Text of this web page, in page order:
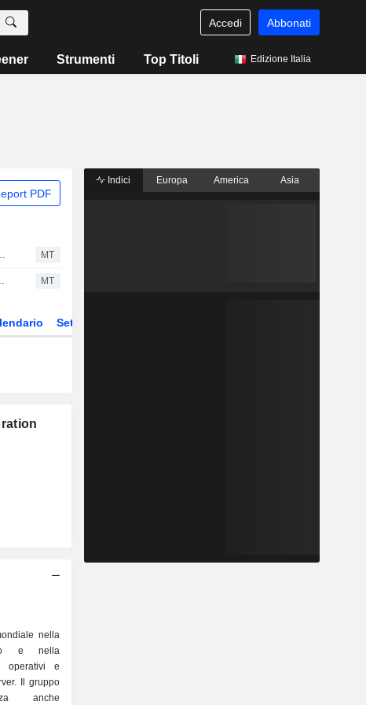
Accedi Abbonati
Strumenti Top Titoli Edizione Italia
PDF
due anni, secondo un rapporto MT
raccolta fondi, secondo RBC MT
Settore
nella
e nella
operativi e
Il gruppo
anche
Indici Europa America Asia